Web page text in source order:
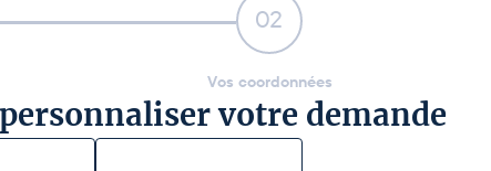
02
Vos coordonnées
votre demande